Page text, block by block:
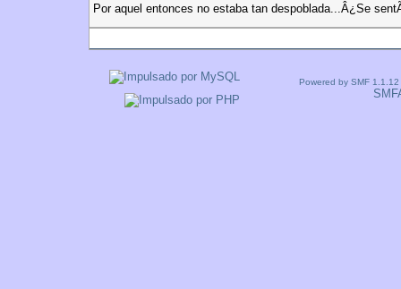
Por aquel entonces no estaba tan despoblada...Â¿Se
Powered by SMF 1.1.12